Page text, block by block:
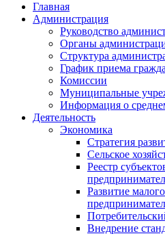
Главная
Администрация
Руководство
Органы
Структура
График приема
Комиссии
Муниципальные
Информация о
Деятельность
Экономика
Стратегия
Сельское
Реестр
Развитие
Внедрение